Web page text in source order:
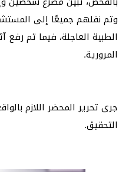
وتم نقلهم جميعًا إلى
الطبية العاجلة، فيما تم رفع
المرورية.
جرى تحرير المحضر اللازم
التحقيق.